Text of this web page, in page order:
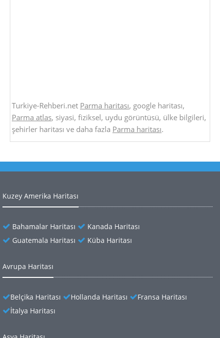
Turkiye-Rehberi.net Parma haritası, google haritası,
Parma atlas, siyasi, fiziksel, uydu görüntüsü, ülke bilgileri,
şehirler haritası ve daha fazla Parma haritası.
Kuzey Amerika Haritası
Bahamalar Haritası
Kanada Haritası
Guatemala Haritası
Küba Haritası
Avrupa Haritası
Belçika Haritası Hollanda Haritası
Fransa Haritası
İtalya Haritası